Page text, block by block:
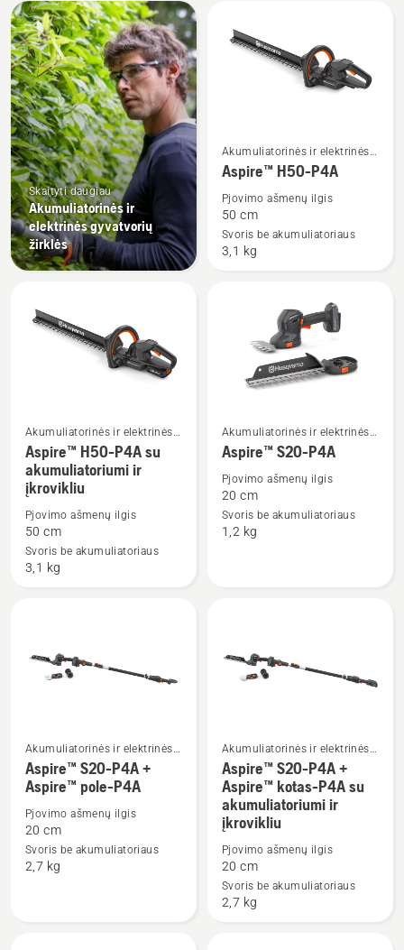
Rodyti
visus
produktus
Skaityti daugiau
Akumuliatorinės ir
elektrinės gyvatvorių
žirklės
Žiūrėti
daugiau
apie
Aspire™
H50-
Akumuliatorinės ir elektrinės
gyvatvorių žirklės
Aspire™ H50-P4A
Pjovimo ašmenų ilgis
50 cm
Svoris be akumuliatoriaus
3,1 kg
Žiūrėti
daugiau
detalių
apie
Aspire™
H50-
P4A
įkrovikliu
Akumuliatorinės ir elektrinės
gyvatvorių žirklės
Aspire™ H50-P4A su
akumuliatoriumi ir
įkrovikliu
Pjovimo ašmenų ilgis
50 cm
Svoris be akumuliatoriaus
3,1 kg
Žiūrėti
daugiau
detalių
apie
Aspire™
Akumuliatorinės ir elektrinės
gyvatvorių žirklės
Aspire™ S20-P4A
Pjovimo ašmenų ilgis
20 cm
Svoris be akumuliatoriaus
1,2 kg
Žiūrėti
daugiau
detalių
apie
Aspire™
Akumuliatorinės ir elektrinės
gyvatvorių žirklės
Aspire™ S20-P4A +
Aspire™ pole-P4A
Pjovimo ašmenų ilgis
20 cm
Svoris be akumuliatoriaus
2,7 kg
Žiūrėti
daugiau
detalių
apie
Aspire™
S20-
P4A
Akumuliatorinės ir elektrinės
gyvatvorių žirklės
Aspire™ S20-P4A +
Aspire™ kotas-P4A su
akumuliatoriumi ir
įkrovikliu
Pjovimo ašmenų ilgis
20 cm
Svoris be akumuliatoriaus
2,7 kg